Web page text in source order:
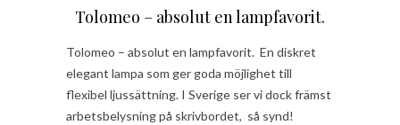
Tolomeo – absolut en lampfavorit.
Tolomeo – absolut en lampfavorit. En diskret
elegant lampa som ger goda möjlighet till
flexibel ljussättning. I Sverige ser vi dock främst
arbetsbelysning på skrivbordet, så synd!